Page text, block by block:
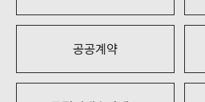
공공계약